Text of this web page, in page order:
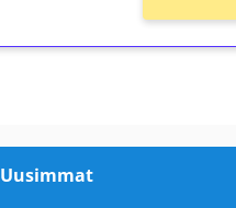
Uusimmat